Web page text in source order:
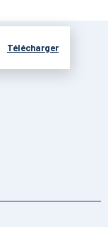
Télécharger